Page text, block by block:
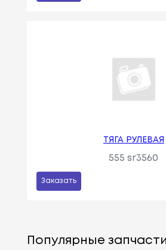
ТЯГА РУЛЕВАЯ
555 sr3560
Заказать
Популярные